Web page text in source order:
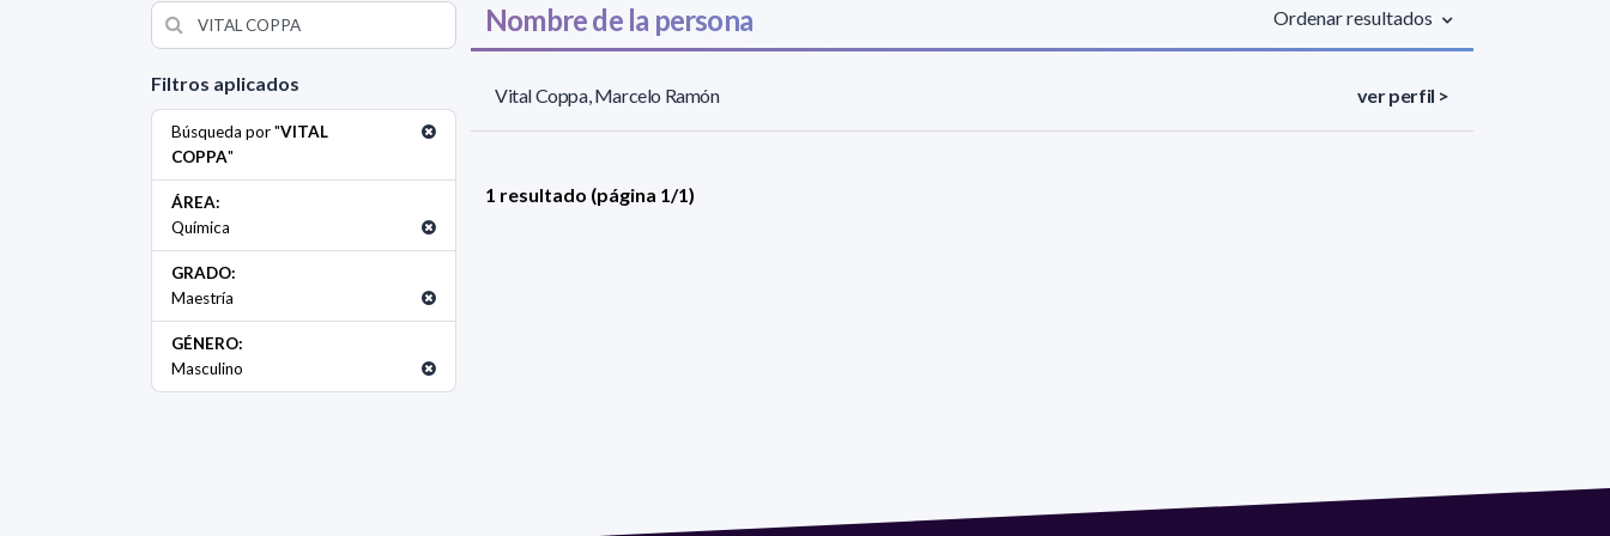
Filtros aplicados
Búsqueda por "VITAL
COPPA"
ÁREA:
Química
GRADO:
Maestría
GÉNERO:
Masculino
Nombre de la persona Ordenar resultados
Vital Coppa, Marcelo Ramón ver perfil >
1 resultado (página 1/1)